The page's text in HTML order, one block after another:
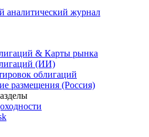
аналитический журнал
& Карты рынка
(ИИ)
облигаций
размещения (Россия)